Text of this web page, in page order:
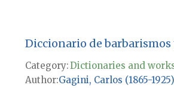
Diccionario de
Category:Dictionaries and
Author Gagini, Carlos (1865-1925)